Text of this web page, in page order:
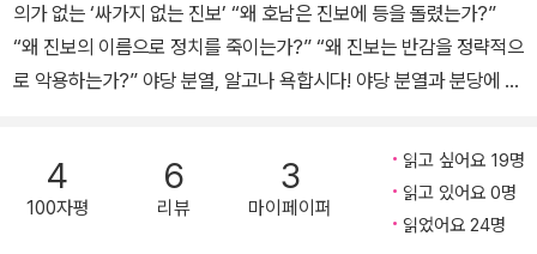
007년 『한국일보』 ‘우리 시대의 명저 50권’에 선정되었고, 『미국사
산책』(전17권)이 2012년 한국출판인회의 ‘백책백강(百冊百講)’
도서에 선정되었다. 그동안 쓴 책으로는 『문해력을 위한 교양국어사
3권), 『정치적 올바름』, 『한류의 역사』, 『미디어 법과 윤리』, 『한국 근
대사 산책』(전10권), 『한국 현대사 산책』(전28권) 외 다수가 있다.
의가 없는 ‘싸가지 없는 진보’ “왜 호남은 진보에 등을 돌렸는가?”
“왜 진보의 이름으로 정치를 죽이는가?” “왜 진보는 반감을 정략적으
로 악용하는가?” 야당 분열, 알고나 욕합시다! 야당 분열과 분당에 대
‘야당의 절대적 무능’, ‘계파 갈등’, ‘문재인 vs 안철수’, ‘안철수 분당’,
‘친노의 정체’, ‘언론과 지식인’ 등을 주제로 분당의 원인과 본질을 파
헤친다. 이에 앞서 강준만 교수는 『싸가지 없는 진보』에서 “야당 지지
4
100자평
6
리뷰
3
마이페이퍼
읽고 싶어요 19명
읽고 있어요 0명
읽었어요 24명